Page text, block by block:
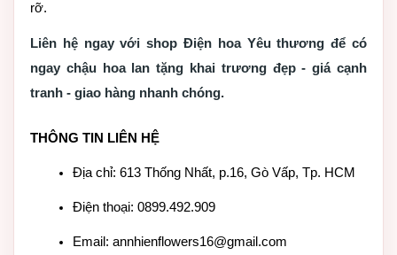
rỡ.
Liên hệ ngay với shop Điện hoa Yêu thương để có
ngay chậu hoa lan tặng khai trương đẹp - giá cạnh
tranh - giao hàng nhanh chóng.
THÔNG TIN LIÊN HỆ
Địa chỉ: 613 Thống Nhất, p.16, Gò Vấp, Tp. HCM
Điện thoại: 0899.492.909
Email: annhienflowers16@gmail.com